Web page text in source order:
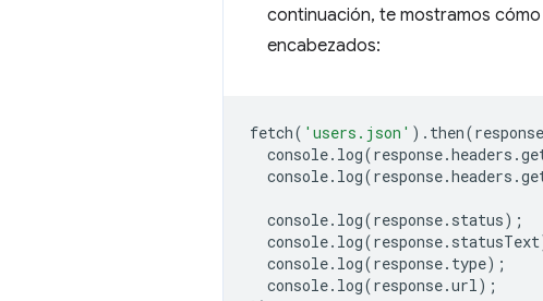
continuación, te mostramos
encabezados:
fetch( 'users.json' ). then(response
console. log(response.headers .
console. log(response.headers .
console. log(response. status);
console. log(response. statusText
console. log(response. type);
console. log(response.url);